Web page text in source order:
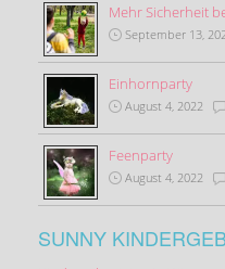
Mehr Sicherheit
September 13,
Einhornparty
August 4, 2022
Feenparty
August 4, 2022
SUNNY